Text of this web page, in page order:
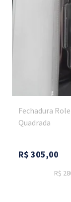
Fechadura
Quadrada
R$ 305,00
R$